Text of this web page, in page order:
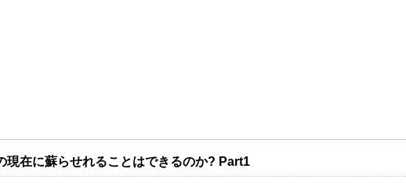
現在に蘇らせれることはできるのか? Part1